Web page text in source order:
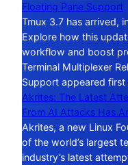
Floating Pane Support
Tmux 3.7 has arrived,
Explore how this
workflow and boost
Terminal Multiplexer
Support appeared first
Akrites: The Latest
From AI Attacks Has
Akrites, a new Linux
of the world’s largest
industry’s latest